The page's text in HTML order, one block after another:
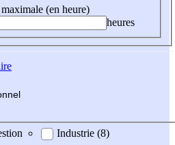
(en heure)
heures
Industrie (8)